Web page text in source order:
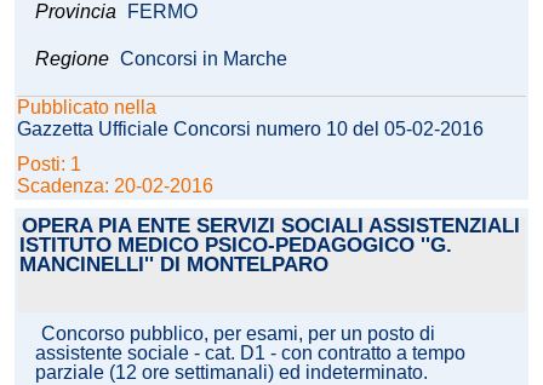
Provincia FERMO
Regione Concorsi in Marche
Pubblicato nella
Gazzetta Ufficiale Concorsi numero 10 del 05-02-2016
Posti: 1
Scadenza: 20-02-2016
OPERA PIA ENTE SERVIZI SOCIALI ASSISTENZIALI
ISTITUTO MEDICO PSICO-PEDAGOGICO ''G.
MANCINELLI'' DI MONTELPARO
Concorso pubblico, per esami, per un posto di
assistente sociale - cat. D1 - con contratto a tempo
parziale (12 ore settimanali) ed indeterminato.